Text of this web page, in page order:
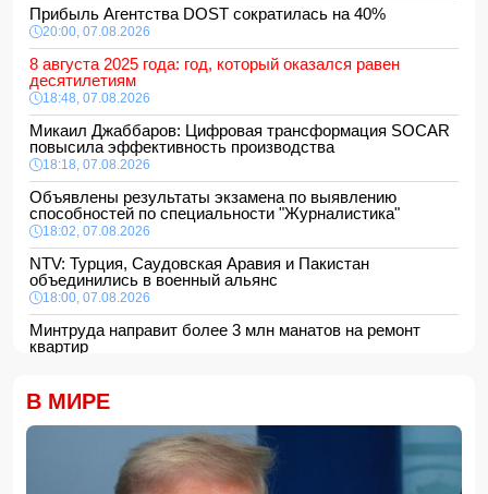
Прибыль Агентства DOST сократилась на 40%
20:00, 07.08.2026
8 августа 2025 года: год, который оказался равен
десятилетиям
18:48, 07.08.2026
Микаил Джаббаров: Цифровая трансформация SOCAR
повысила эффективность производства
18:18, 07.08.2026
Объявлены результаты экзамена по выявлению
способностей по специальности "Журналистика"
18:02, 07.08.2026
NTV: Турция, Саудовская Аравия и Пакистан
объединились в военный альянс
18:00, 07.08.2026
Минтруда направит более 3 млн манатов на ремонт
квартир
Сформирована структура Совета по медиа и вещанию
Пожар в историческом здании в Баку потушен
16:16, 07.08.2026
В МИРЕ